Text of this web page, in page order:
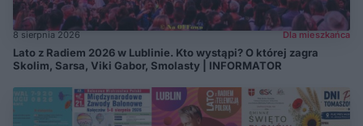
8 sierpnia 2026 Dla mieszkańca
Lato z Radiem 2026 w Lublinie. Kto wystąpi? O której zagra
Skolim, Sarsa, Viki Gabor, Smolasty | INFORMATOR